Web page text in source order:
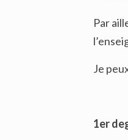
Par
Je
1er